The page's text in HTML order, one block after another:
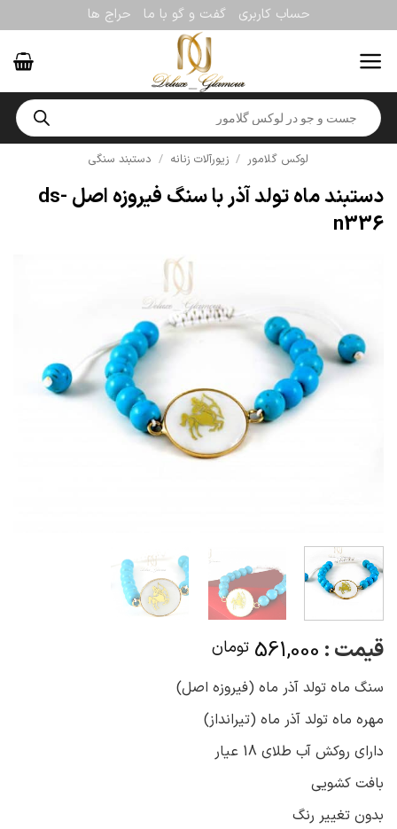
to
content
حساب کاربری گفت و گو با ما حراج ها
Products
search
لوکس گلامور / زیورآلات زنانه / دستبند سنگی
دستبند ماه تولد آذر با سنگ فیروزه اصل ds-
n336
قیمت : 561,000 تومان
سنگ ماه تولد آذر ماه (فیروزه اصل)
مهره ماه تولد آذر ماه (تیرانداز)
دارای روکش آب طلای 18 عیار
بافت کشویی
بدون تغییر رنگ